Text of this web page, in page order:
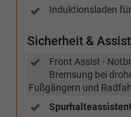
Induktionsladen
Sicherheit &
Front Assist -
Bremsung bei
Fußgängern und